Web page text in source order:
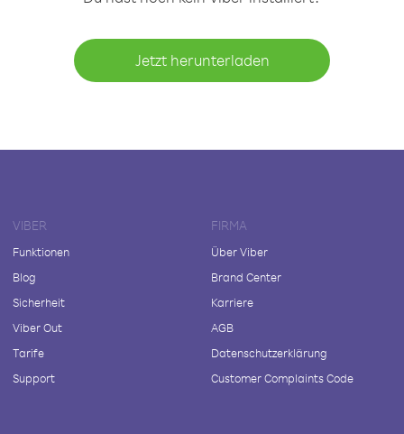
Jetzt herunterladen
VIBER
Funktionen
Blog
Sicherheit
Viber Out
Tarife
Support
FIRMA
Über Viber
Brand Center
Karriere
AGB
Datenschutzerklärung
Customer Complaints Code